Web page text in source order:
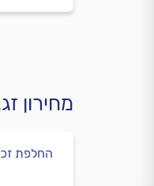
מחירון
החלפת